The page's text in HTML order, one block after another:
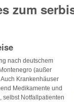
zum
nach deutschem
(außer
Krankenhäuser
Medikamente und
selbst Notfallpatienten